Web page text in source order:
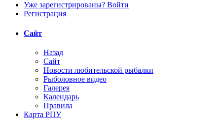
Уже зарегистрированы? Войти
Регистрация
Сайт
Назад
Сайт
Новости любительской рыбалки
Рыболовное видео
Галерея
Календарь
Правила
Карта РПУ